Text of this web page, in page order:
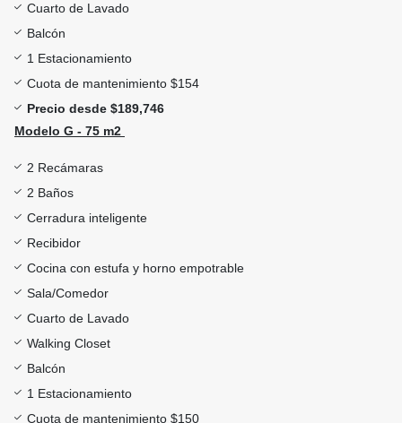
Cuarto de Lavado
Balcón
1 Estacionamiento
Cuota de mantenimiento $154
Precio desde $189,746
Modelo G - 75 m2
2 Recámaras
2 Baños
Cerradura inteligente
Recibidor
Cocina con estufa y horno empotrable
Sala/Comedor
Cuarto de Lavado
Walking Closet
Balcón
1 Estacionamiento
Cuota de mantenimiento $150